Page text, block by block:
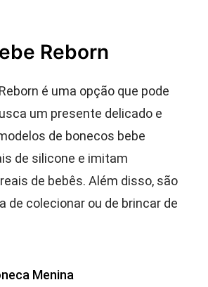
Reborn
é uma opção que pode
um presente delicado e
de bonecos bebe
de silicone e imitam
de bebês. Além disso, são
de colecionar ou de brincar de
Menina